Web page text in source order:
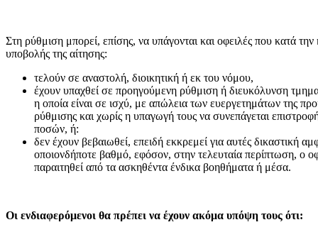
Στη ρύθμιση μπορεί, επίσης, να υπάγονται και οφειλές που κατά
υποβολής της αίτησης:
τελούν σε αναστολή, διοικητική ή εκ του νόμου,
έχουν υπαχθεί σε προηγούμενη ρύθμιση ή διευκόλυνση
η οποία είναι σε ισχύ, με απώλεια των ευεργετημάτων της
ρύθμισης και χωρίς η υπαγωγή τους να συνεπάγεται
ποσών, ή:
δεν έχουν βεβαιωθεί, επειδή εκκρεμεί για αυτές δικαστική
οποιονδήποτε βαθμό, εφόσον, στην τελευταία περίπτωση, ο
παραιτηθεί από τα ασκηθέντα ένδικα βοηθήματα ή μέσα.
Οι ενδιαφερόμενοι θα πρέπει να έχουν ακόμα υπόψη τους ότι: